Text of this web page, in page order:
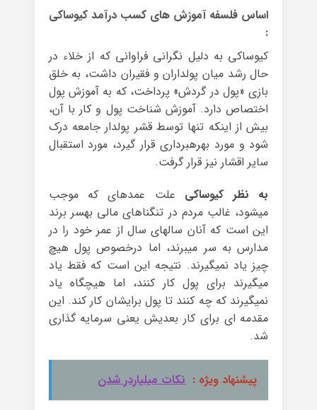
اساس فلسفه آموزش های کسب درآمد کیوساکی
:
کیوساکی به دلیل نگرانی فراوانی که از خلاء در
حال رشد میان پولداران و فقیران داشت، به خلق
بازی «پول در گردش» پرداخت، که به آموزش پول
اختصاص دارد. آموزش شناخت پول و کار با آن،
بیش از اینکه تنها توسط قشر پولدار جامعه درک
شود و مورد بهره‏برداری قرار گیرد، مورد استقبال
سایر اقشار نیز قرار گرفت.
به نظر کیوساکی علت عمده‏ای که موجب
می‏شود، غالب مردم در تنگناهای مالی به‏سر برند
این است که آنان سال‏های سال از عمر خود را در
مدارس به سر می‏برند، اما درخصوص پول هیچ
چیز یاد نمی‏گیرند. نتیجه این است که فقط یاد
می‏گیرند برای پول کار کنند، اما هیچ‏گاه یاد
نمی‏گیرند که چه کنند تا پول برایشان کار کند. این
مقدمه ای برای کار بعدیش یعنی سرمایه گذاری
شد.
پیشنهاد ویژه : نکات میلیاردر شدن